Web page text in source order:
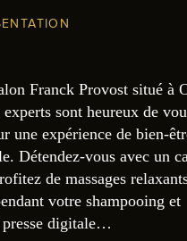
Franck Provost situé à
sont heureux de
une expérience de bien-
Détendez-vous avec un
de massages
votre shampooing et
presse digitale…